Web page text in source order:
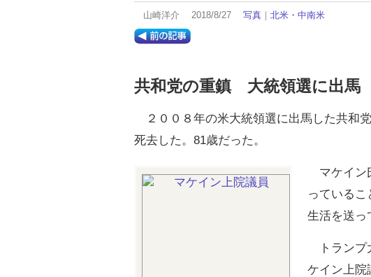
山崎洋介 2018/8/27 写真 ｜ 北米・中南米
共和党の重鎮 大統領選に出馬
２００８年の米大統領選に出馬した共和
死去した。81歳だった。
マケイン
っている
生活を送っ
トランプ
ケイン上院